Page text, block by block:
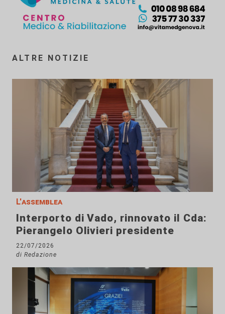
ALTRE NOTIZIE
L'assemblea
Interporto di Vado, rinnovato il Cda:
Pierangelo Olivieri presidente
22/07/2026
di Redazione